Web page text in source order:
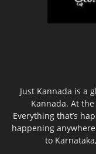
Just Kannada is a
Kannada. At
Everything that’s
happening
to